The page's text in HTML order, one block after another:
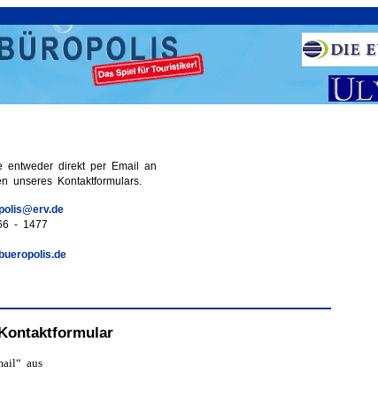
entweder direkt per Email an
unseres Kontaktformulars.
- 1477
aus